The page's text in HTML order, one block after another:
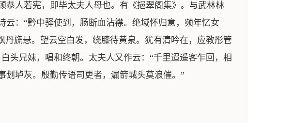
人若宪，即毕太夫人母也。有《挹翠阁集》。与武林林
：“黔中驿使到，肠断血沾襟。绝域怀归意，频年忆女
旒悬。望云空白发，绕膝待黄泉。犹有清吟在，应教彤管
头兄妹，唱和终朝。太夫人又作云：“千里迢遥客乍回，相
垆灰。殷勤传语司更者，漏箭城头莫浪催。”